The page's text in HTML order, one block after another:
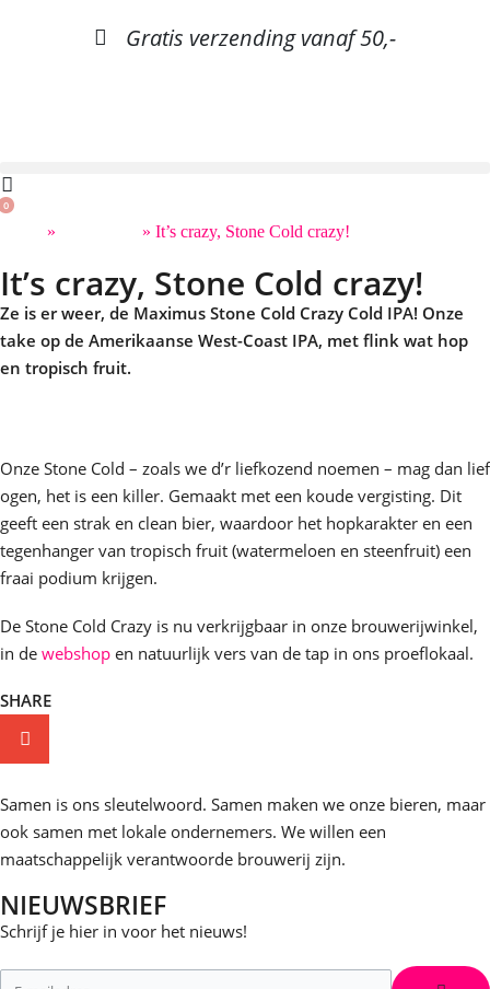
Gratis verzending vanaf 50,-
0
» » It’s crazy, Stone Cold crazy!
It’s crazy, Stone Cold crazy!
Ze is er weer, de Maximus Stone Cold Crazy Cold IPA! Onze
take op de Amerikaanse West-Coast IPA, met flink wat hop
en tropisch fruit.
Onze Stone Cold – zoals we d’r liefkozend noemen – mag dan lief
ogen, het is een killer. Gemaakt met een koude vergisting. Dit
geeft een strak en clean bier, waardoor het hopkarakter en een
tegenhanger van tropisch fruit (watermeloen en steenfruit) een
fraai podium krijgen.
De Stone Cold Crazy is nu verkrijgbaar in onze brouwerijwinkel,
in de webshop en natuurlijk vers van de tap in ons proeflokaal.
SHARE
Samen is ons sleutelwoord. Samen maken we onze bieren, maar
ook samen met lokale ondernemers. We willen een
maatschappelijk verantwoorde brouwerij zijn.
NIEUWSBRIEF
Schrijf je hier in voor het nieuws!